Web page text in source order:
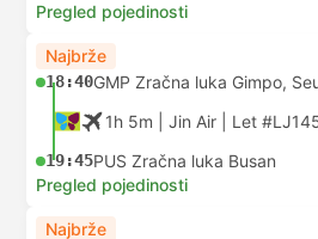
Pregled pojedinosti
Najbrže
18:40GMP Zračna luka Gimpo,
1h 5m | Jin Air Let
19:45PUS Zračna luka Busan
Pregled pojedinosti
Najbrže